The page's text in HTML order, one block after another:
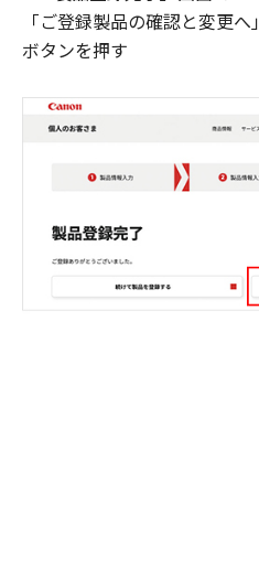
「ご登録製品の確認と変更へ」
ボタンを押す